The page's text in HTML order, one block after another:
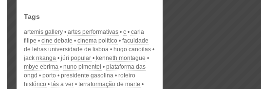
Tags
artemis gallery artes performativas c
carla
filipe
cine debate cinema político
faculdade
de letras universidade de lisboa
hugo canoilas
jack nkanga
júri popular
kenneth montague
mbye ebrima
nuno pimentel
plataforma das
ongd
porto presidente gasolina
roteiro
histórico
tás a ver
terraformação de marte